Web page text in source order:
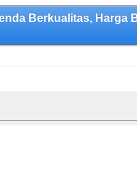
Berkualitas, Harga